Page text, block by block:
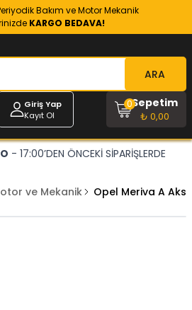
Bakım ve Motor Mekanik
KARGO BEDAVA!
ARA
Giriş Yap
Kayıt Ol
Sepetim
₺ 0,00
0
- 17:00’DEN ÖNCEKİ SİPARİŞLERDE
ve Mekanik Opel Meriva A Aks